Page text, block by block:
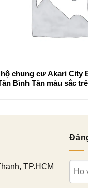
chung cư Akari City
Bình Tân màu sắc
TP.HCM